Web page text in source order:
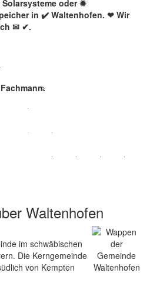
oder ✹
in ✔️ Waltenhofen. ❤ Wir
✉ ✔.
Waltenhofen
im schwäbischen
Die Kerngemeinde
von Kempten